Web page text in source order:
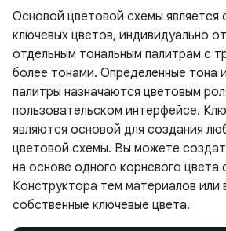
Основой цветовой схемы является
ключевых цветов, индивидуально
отдельным тональным палитрам с
более тонами. Определенные тона
палитры назначаются цветовым
пользовательском интерфейсе.
являются основой для создания
цветовой схемы. Вы можете
на основе одного корневого
Конструктора тем материалов или
собственные ключевые цвета.